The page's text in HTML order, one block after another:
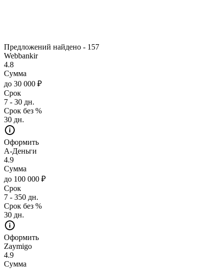
Предложений найдено - 157
Webbankir
4.8
Сумма
до 30 000 ₽
Срок
7 - 30 дн.
Срок без %
30 дн.
Оформить
А-Деньги
4.9
Сумма
до 100 000 ₽
Срок
7 - 350 дн.
Срок без %
30 дн.
Оформить
Zaymigo
4.9
Сумма